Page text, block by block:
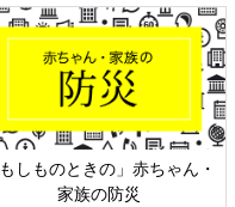
もしものときの」赤ちゃん・
家族の防災